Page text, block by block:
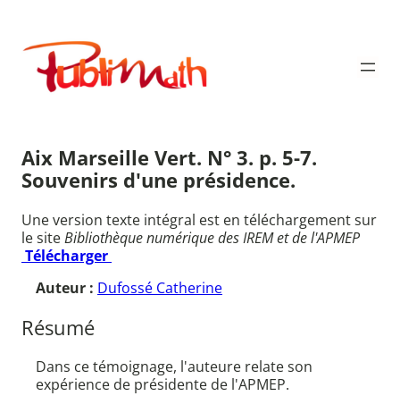
contenu
Publimath
Aix Marseille Vert. N° 3. p. 5-7.
Souvenirs d'une présidence.
Une version texte intégral est en téléchargement sur
le siteBibliothèque numérique des IREM et de l'APMEP
Télécharger
Auteur : Dufossé Catherine
Résumé
Dans ce témoignage, l'auteure relate son
expérience de présidente de l'APMEP.